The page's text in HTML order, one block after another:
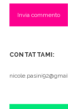
CONTATTAMI: